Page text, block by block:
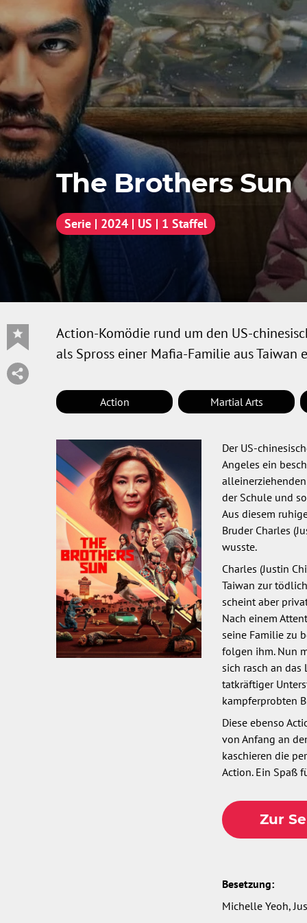
The Brothers Sun
Serie | 2024 | US | 1 Staffel
Action-Komödie rund um den US-
als Spross einer Mafia-Familie aus Taiwan
Action Martial Arts
Der US-
Angeles ein
der Schule und
Aus diesem
Bruder Charles
wusste.
Charles (Justin
Taiwan zur
scheint aber
Nach einem
seine Familie zu
folgen ihm. Nun
sich rasch an
tatkräftiger
kampferprobten
Diese ebenso
von Anfang an
kaschieren die
Action. Ein Spaß
Zur
Besetzung:
Michelle Yeoh,